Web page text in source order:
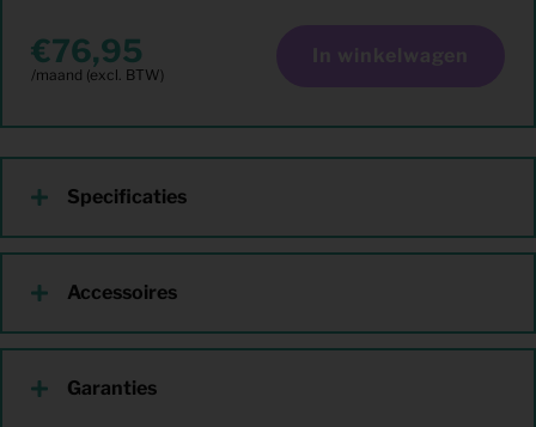
76,95 In winkelwagen
Specificaties
Accessoires
Garanties